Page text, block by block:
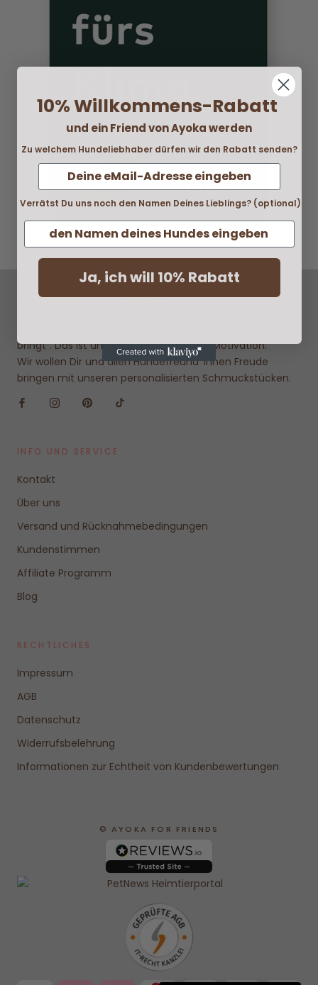
AYOKA FOR YOU MY FRIEND
bringt". Das ist unser Motto und unsere Motivation:
Wir wollen Dir und allen Hundefreund*innen Freude
bringen mit unseren personalisierten Schmuckstücken.
INFO UND SERVICE
Kontakt
Über uns
Versand und Rücknahmebedingungen
Kundenstimmen
Affiliate Programm
Blog
RECHTLICHES
Impressum
AGB
Datenschutz
Widerrufsbelehrung
Informationen zur Echtheit von Kundenbewertungen
© AYOKA FOR FRIENDS
10% Willkommens-Rabatt
und ein Friend von Ayoka werden
Zu welchem Hundeliebhaber dürfen wir den Rabatt senden?
Verrätst Du uns noch den Namen Deines Lieblings? (optional)
Ja, ich will 10% Rabatt